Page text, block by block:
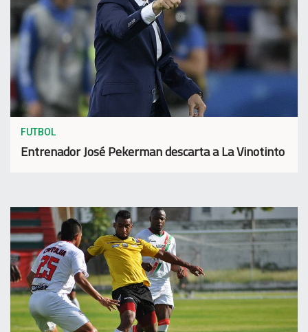
FUTBOL
Entrenador José Pekerman descarta a La Vinotinto